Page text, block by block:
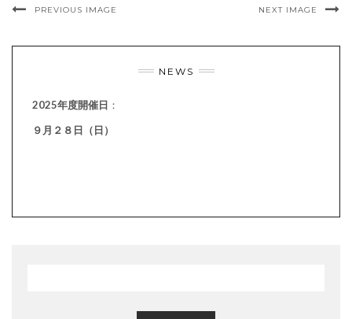
PREVIOUS IMAGE NEXT IMAGE
NEWS
2025年度開催日 ：
９月２８日（日）